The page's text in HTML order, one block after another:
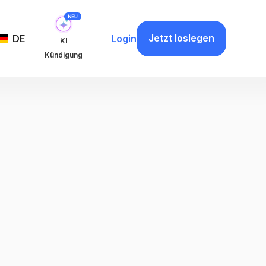
DE
KI
Kündigung
Login Jetzt loslegen